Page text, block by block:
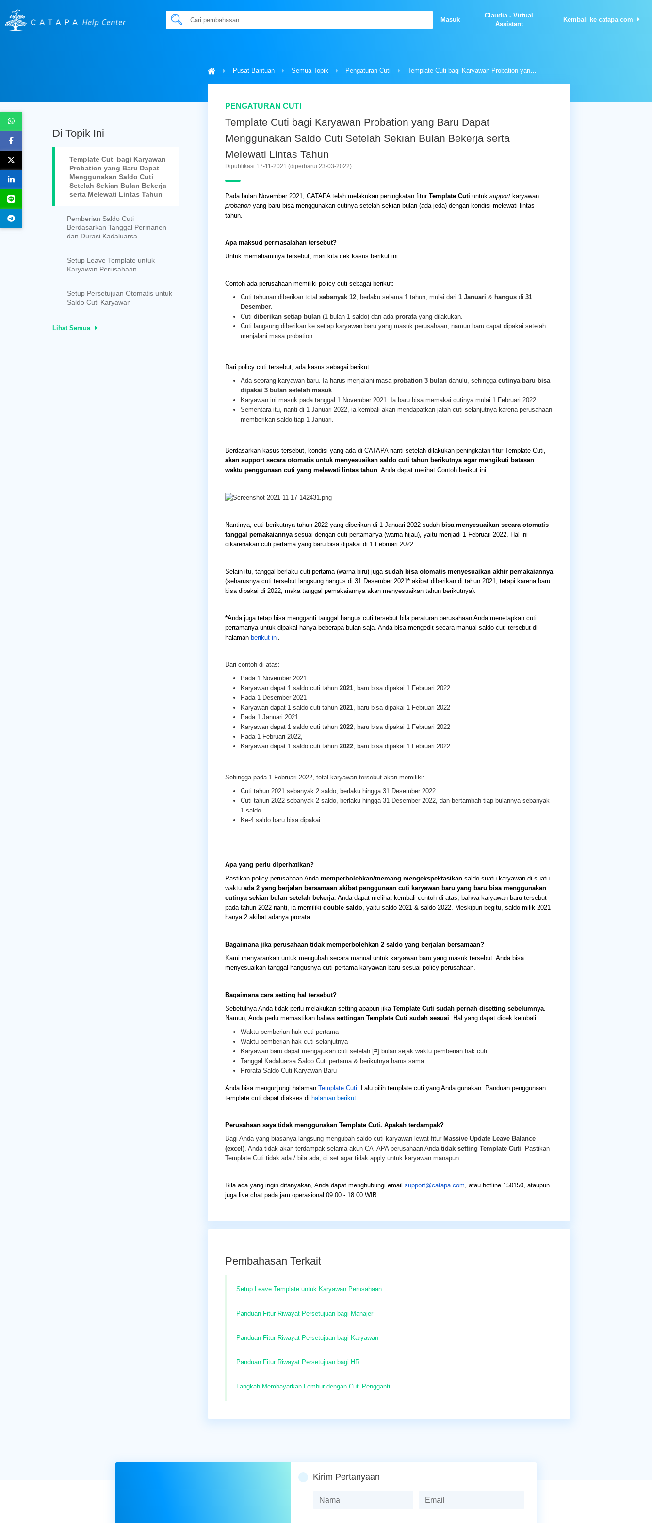
Masuk
Claudia - Virtual
Assistant
Kembali ke catapa.com
Di Topik Ini
Template Cuti bagi Karyawan
Probation yang Baru Dapat
Menggunakan Saldo Cuti
Setelah Sekian Bulan Bekerja
serta Melewati Lintas Tahun
Pemberian Saldo Cuti
Berdasarkan Tanggal Permanen
dan Durasi Kadaluarsa
Setup Leave Template untuk
Karyawan Perusahaan
Setup Persetujuan Otomatis untuk
Saldo Cuti Karyawan
Lihat Semua
Pusat Bantuan Semua Topik Pengaturan Cuti Template Cuti bagi Karyawan Probation yang Baru Dapat Menggunakan Saldo Cuti Setelah Sekian Bulan Bekerja serta Melewati Lintas Tahun
PENGATURAN CUTI
Template Cuti bagi Karyawan Probation yang Baru Dapat
Menggunakan Saldo Cuti Setelah Sekian Bulan Bekerja serta
Melewati Lintas Tahun
Dipublikasi 17-11-2021 (diperbarui 23-03-2022)
Pada bulan November 2021, CATAPA telah melakukan peningkatan fitur Template Cuti untuk support karyawan
probation yang baru bisa menggunakan cutinya setelah sekian bulan (ada jeda) dengan kondisi melewati lintas
tahun.
Apa maksud permasalahan tersebut?
Untuk memahaminya tersebut, mari kita cek kasus berikut ini.
Contoh ada perusahaan memiliki policy cuti sebagai berikut:
Cuti tahunan diberikan total sebanyak 12, berlaku selama 1 tahun, mulai dari 1 Januari & hangus di 31
Desember.
Cuti diberikan setiap bulan(1 bulan 1 saldo) dan ada proratayang dilakukan.
Cuti langsung diberikan ke setiap karyawan baru yang masuk perusahaan, namun baru dapat dipakai setelah
menjalani masa probation.
Dari policy cuti tersebut, ada kasus sebagai berikut.
Ada seorang karyawan baru. Ia harus menjalani masa probation 3 bulan dahulu, sehingga cutinya baru bisa
dipakai 3 bulan setelah masuk.
Karyawan ini masuk pada tanggal 1 November 2021. Ia baru bisa memakai cutinya mulai 1 Februari 2022.
Sementara itu, nanti di 1 Januari 2022, ia kembali akan mendapatkan jatah cuti selanjutnya karena perusahaan
memberikan saldo tiap 1 Januari.
Berdasarkan kasus tersebut, kondisi yang ada di CATAPA nanti setelah dilakukan peningkatan fitur Template Cuti,
akan support secara otomatis untuk menyesuaikan saldo cuti tahun berikutnya agar mengikuti batasan
waktu penggunaan cuti yang melewati lintas tahun. Anda dapat melihat Contoh berikut ini.
Nantinya, cuti berikutnya tahun 2022 yang diberikan di 1 Januari 2022 sudah bisa menyesuaikan secara otomatis
tanggal pemakaiannyasesuai dengan cuti pertamanya (warna hijau), yaitu menjadi 1 Februari 2022. Hal ini
dikarenakan cuti pertama yang baru bisa dipakai di 1 Februari 2022.
Selain itu, tanggal berlaku cuti pertama (warna biru) juga sudah bisa otomatis menyesuaikan akhir pemakaiannya
(seharusnya cuti tersebut langsung hangus di 31 Desember 2021*akibat diberikan di tahun 2021, tetapi karena baru
bisa dipakai di 2022, maka tanggal pemakaiannya akan menyesuaikan tahun berikutnya).
*Anda juga tetap bisa mengganti tanggal hangus cuti tersebut bila peraturan perusahaan Anda menetapkan cuti
pertamanya untuk dipakai hanya beberapa bulan saja. Anda bisa mengedit secara manual saldo cuti tersebut di
halaman berikut ini
Dari contoh di atas:
Pada 1 November 2021
Karyawan dapat 1 saldo cuti tahun 2021, baru bisa dipakai 1 Februari 2022
Pada 1 Desember 2021
Karyawan dapat 1 saldo cuti tahun 2021, baru bisa dipakai 1 Februari 2022
Pada 1 Januari 2021
Karyawan dapat 1 saldo cuti tahun 2022, baru bisa dipakai 1 Februari 2022
Pada 1 Februari 2022,
Karyawan dapat 1 saldo cuti tahun 2022, baru bisa dipakai 1 Februari 2022
Sehingga pada 1 Februari 2022, total karyawan tersebut akan memiliki:
Cuti tahun 2021 sebanyak 2 saldo, berlaku hingga 31 Desember 2022
Cuti tahun 2022 sebanyak 2 saldo, berlaku hingga 31 Desember 2022, dan bertambah tiap bulannya sebanyak
1 saldo
Ke-4 saldo baru bisa dipakai
Apa yang perlu diperhatikan?
Pastikan policy perusahaan Anda memperbolehkan/memang mengekspektasikan saldo suatu karyawan di suatu
waktu ada 2 yang berjalan bersamaan akibat penggunaan cuti karyawan baru yang baru bisa menggunakan
cutinya sekian bulan setelah bekerja. Anda dapat melihat kembali contoh di atas, bahwa karyawan baru tersebut
pada tahun 2022 nanti, ia memiliki double saldo, yaitu saldo 2021 & saldo 2022. Meskipun begitu, saldo milik 2021
hanya 2 akibat adanya prorata.
Bagaimana jika perusahaan tidak memperbolehkan 2 saldo yang berjalan bersamaan?
Kami menyarankan untuk mengubah secara manual untuk karyawan baru yang masuk tersebut. Anda bisa
menyesuaikan tanggal hangusnya cuti pertama karyawan baru sesuai policy perusahaan.
Bagaimana cara setting hal tersebut?
Sebetulnya Anda tidak perlu melakukan setting apapun jika Template Cuti sudah pernah disetting sebelumnya.
Namun, Anda perlu memastikan bahwa settingan Template Cuti sudah sesuai . Hal yang dapat dicek kembali:
Waktu pemberian hak cuti pertama
Waktu pemberian hak cuti selanjutnya
Karyawan baru dapat mengajukan cuti setelah [#] bulan sejak waktu pemberian hak cuti
Tanggal Kadaluarsa Saldo Cuti pertama & berikutnya harus sama
Prorata Saldo Cuti Karyawan Baru
Anda bisa mengunjungi halaman Template Cuti . Lalu pilih template cuti yang Anda gunakan. Panduan penggunaan
template cuti dapat diakses di halaman berikut.
Perusahaan saya tidak menggunakan Template Cuti. Apakah terdampak?
Bagi Anda yang biasanya langsung mengubah saldo cuti karyawan lewat fitur Massive Update Leave Balance
(excel), Anda tidak akan terdampak selama akun CATAPA perusahaan Anda tidak setting Template Cuti . Pastikan
Template Cuti tidak ada / bila ada, di set agar tidak apply untuk karyawan manapun.
Bila ada yang ingin ditanyakan, Anda dapat menghubungi email support@catapa.com , atau hotline 150150, ataupun
juga live chat pada jam operasional 09.00 - 18.00 WIB.
Pembahasan Terkait
Setup Leave Template untuk Karyawan Perusahaan
Panduan Fitur Riwayat Persetujuan bagi Manajer
Panduan Fitur Riwayat Persetujuan bagi Karyawan
Panduan Fitur Riwayat Persetujuan bagi HR
Langkah Membayarkan Lembur dengan Cuti Pengganti
Kirim Pertanyaan